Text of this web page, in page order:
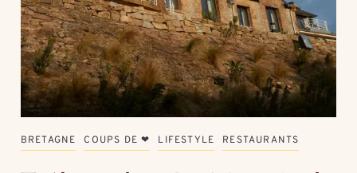
BRETAGNE COUPS DE ❤ LIFESTYLE RESTAURANTS